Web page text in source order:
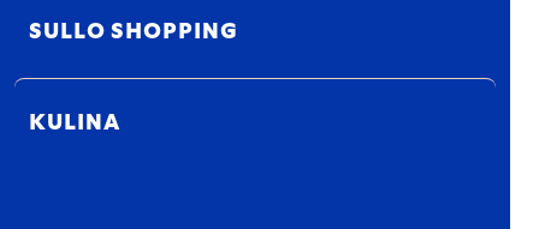
SULLO SHOPPING
KULINA